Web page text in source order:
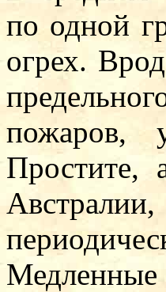
по одной
огрех.
пожаров,
Простите,
Медленные